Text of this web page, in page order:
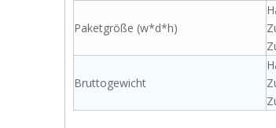
Paketgröße (w*d*h)
Bruttogewicht